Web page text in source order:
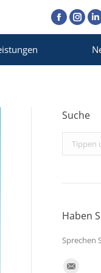
Facebook
Suche
Search:
Haben
Sprechen
Finden Sie